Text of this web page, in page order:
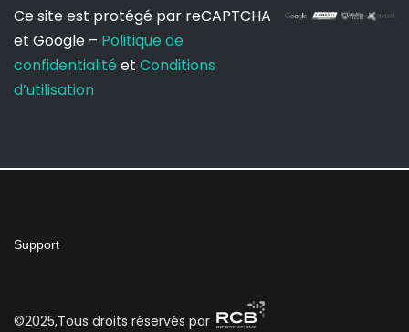
Ce site est protégé par reCAPTCHA
et Google – Politique de
confidentialité et Conditions
d’utilisation
Support
©2025,Tous droits réservés par